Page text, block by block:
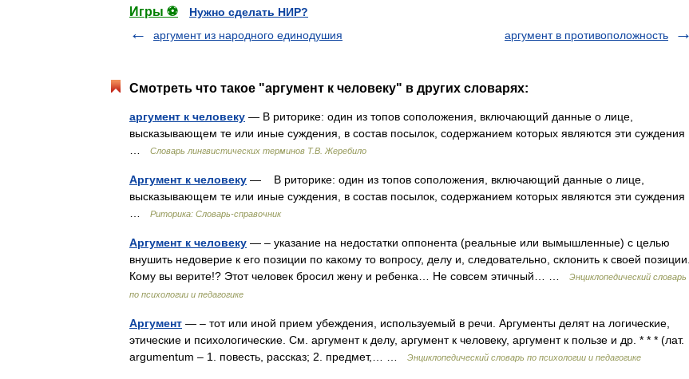
Игры ⚽
Нужно сделать НИР?
аргумент из народного единодушия
аргумент в противоположность
Смотреть что такое "аргумент к человеку" в других словарях:
аргумент к человеку — В риторике: один из топов соположения, включающий данные о лице,
высказывающем те или иные суждения, в состав посылок, содержанием которых являются эти суждения
Словарь лингвистических терминов Т.В. Жеребило
Аргумент к человеку — В риторике: один из топов соположения, включающий данные о лице,
высказывающем те или иные суждения, в состав посылок, содержанием которых являются эти суждения
Риторика: Словарь-справочник
Аргумент к человеку — – указание на недостатки оппонента (реальные или вымышленные) с целью
внушить недоверие к его позиции по какому то вопросу, делу и, следовательно, склонить к своей позиции.
Кому вы верите!? Этот человек бросил жену и ребенка… Не совсем этичный… …
Энциклопедический словарь
по психологии и педагогике
Аргумент — – тот или иной прием убеждения, используемый в речи. Аргументы делят на логические,
этические и психологические. См. аргумент к делу, аргумент к человеку, аргумент к пользе и др. * * * (лат.
argumentum – 1. повесть, рассказ; 2. предмет,… …
Энциклопедический словарь по психологии и педагогике